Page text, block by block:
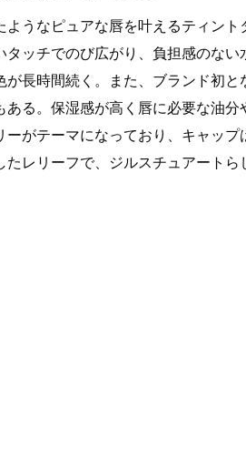
うなピュアな唇を叶えるティント
ッチでのび広がり、負担感のない
長時間続く。また、ブランド初と
る。保湿感が高く唇に必要な油分
がテーマになっており、キャップ
レリーフで、ジルスチュアートら